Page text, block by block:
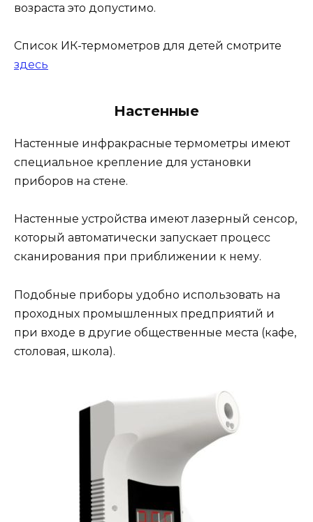
возраста это допустимо.
Список ИК-термометров для детей смотрите
здесь
Настенные
Настенные инфракрасные термометры имеют
специальное крепление для установки
приборов на стене.
Настенные устройства имеют лазерный сенсор,
который автоматически запускает процесс
сканирования при приближении к нему.
Подобные приборы удобно использовать на
проходных промышленных предприятий и
при входе в другие общественные места (кафе,
столовая, школа).